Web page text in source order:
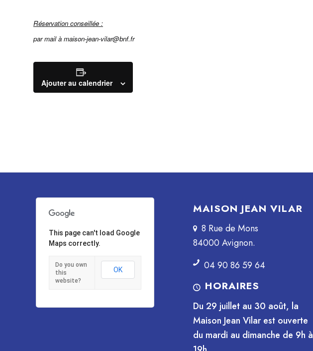
Réservation conseillée :
par mail à maison-jean-vilar@bnf.fr
Ajouter au calendrier
This page can't load Google
Maps correctly.
Do you own
this
website?
OK
MAISON JEAN VILAR
8 Rue de Mons
84000 Avignon.
04 90 86 59 64
HORAIRES
Du 29 juillet au 30 août, la
Maison Jean Vilar est ouverte
du mardi au dimanche de 9h à